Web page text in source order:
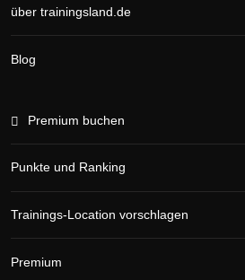
über trainingsland.de
Blog
Premium buchen
Punkte und Ranking
Trainings-Location vorschlagen
Premium